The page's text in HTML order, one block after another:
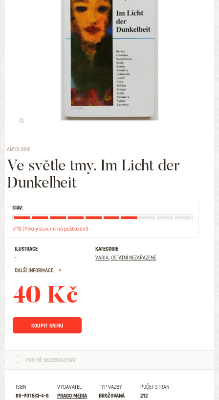
ANTOLOGIE
Ve světle tmy. Im Licht der
Dunkelheit
STAV:
7/10 (Pěkný stav, mírná poškození)
ILUSTRACE
-
KATEGORIE
VARIA, OSTATNÍ NEZAŘAZENÉ
DALŠÍ INFORMACE
40 Kč
KOUPIT KNIHU
PRO MĚ NEZOBRAZOVAT
ISBN
80-901533-4-8
VYDAVATEL
PRAGO MEDIA
TYP VAZBY
BROŽOVANÁ
POČET STRAN
212